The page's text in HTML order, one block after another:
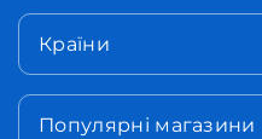
Країни
Популярні магазини